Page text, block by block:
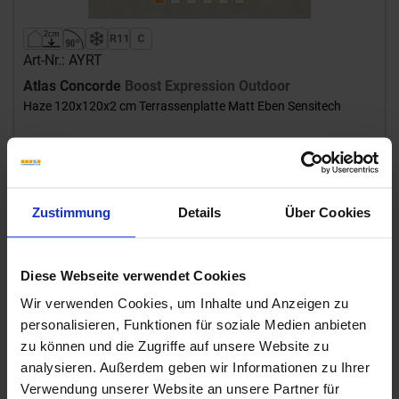
Zustimmung Details Über Cookies
Diese Webseite verwendet Cookies
Wir verwenden Cookies, um Inhalte und Anzeigen zu
personalisieren, Funktionen für soziale Medien anbieten
zu können und die Zugriffe auf unsere Website zu
analysieren. Außerdem geben wir Informationen zu Ihrer
Verwendung unserer Website an unsere Partner für
Art-Nr.: AYRT
Atlas Concorde Boost Expression Outdoor
Haze 120x120x2 cm Terrassenplatte Matt Eben Sensitech
107,94 €
Inhalt: 1,44 m² = 155,44 €/Paket
Wird für sie bestellt